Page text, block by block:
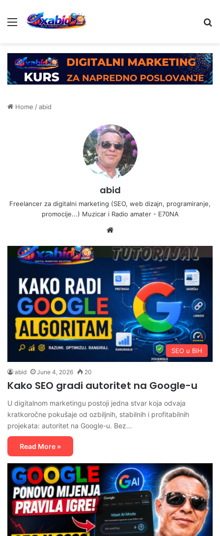
Menu
Home /abid
abid
Freelancer za digitalni marketing (SEO, web dizajn, programiranje,
promocije...) Muzicar i Radio amater - E70NA
SEO u BiH
abid June 4, 2026 20
Kako SEO gradi autoritet na Google-u
U digitalnom marketingu postoji jedna stvar koja odvaja
kratkoročne pokušaje od ozbiljnih, stabilnih i profitabilnih
projekata: autoritet na Google-u. Bez…
Read More »